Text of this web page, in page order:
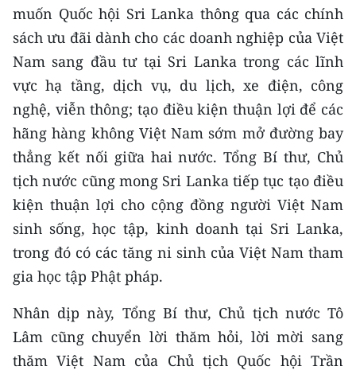
muốn Quốc hội Sri Lanka thông qua các chính
sách ưu đãi dành cho các doanh nghiệp của Việt
Nam sang đầu tư tại Sri Lanka trong các lĩnh
vực hạ tầng, dịch vụ, du lịch, xe điện, công
nghệ, viễn thông; tạo điều kiện thuận lợi để các
hãng hàng không Việt Nam sớm mở đường bay
thẳng kết nối giữa hai nước. Tổng Bí thư, Chủ
tịch nước cũng mong Sri Lanka tiếp tục tạo điều
kiện thuận lợi cho cộng đồng người Việt Nam
sinh sống, học tập, kinh doanh tại Sri Lanka,
trong đó có các tăng ni sinh của Việt Nam tham
gia học tập Phật pháp.
Nhân dịp này, Tổng Bí thư, Chủ tịch nước Tô
Lâm cũng chuyển lời thăm hỏi, lời mời sang
thăm Việt Nam của Chủ tịch Quốc hội Trần